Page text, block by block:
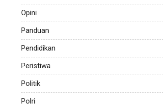
Opini
Panduan
Pendidikan
Peristiwa
Politik
Polri